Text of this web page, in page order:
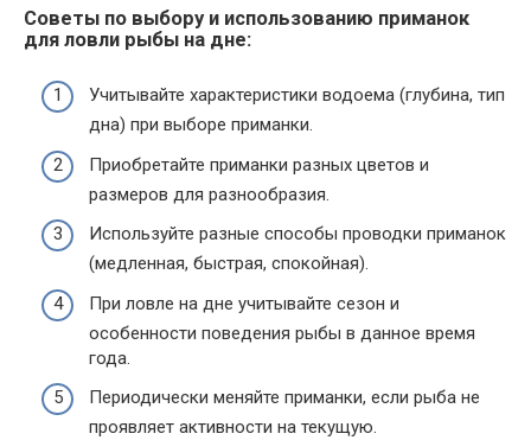
Советы по выбору и использованию приманок
для ловли рыбы на дне:
Учитывайте характеристики водоема (глубина, тип
дна) при выборе приманки.
Приобретайте приманки разных цветов и
размеров для разнообразия.
Используйте разные способы проводки приманок
(медленная, быстрая, спокойная).
При ловле на дне учитывайте сезон и
особенности поведения рыбы в данное время
года.
Периодически меняйте приманки, если рыба не
проявляет активности на текущую.